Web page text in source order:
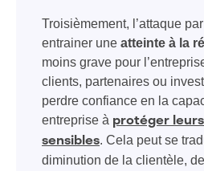
Troisièmement, l’attaque
entrainer une atteinte à la
moins grave pour
clients, partenaires ou
perdre confiance en la
entreprise à protéger
sensibles. Cela peut se
diminution de la clientèle,